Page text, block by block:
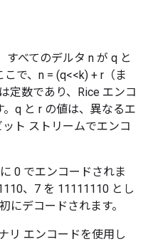
べてのデルタ n が q と
で、n = (q<<k) + r（ま
定数であり、Rice エンコ
q と r の値は、異なるエ
ト ストリームでエンコ
0 でエンコードされま
、7 を 11111110 とし
にデコードされます。
リ エンコードを使用し